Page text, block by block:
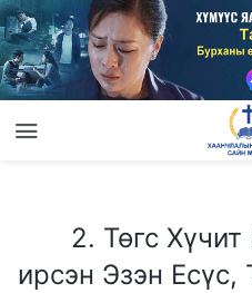
2. Төгс
ирсэн Эзэн Есүс,